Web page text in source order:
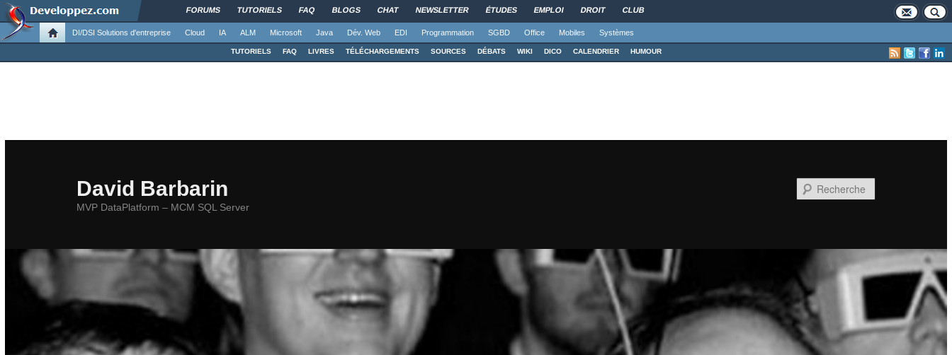
FORUMS TUTORIELS FAQ BLOGS CHAT NEWSLETTER ÉTUDES EMPLOI DROIT CLUB
DI/DSI Solutions d'entreprise Cloud IA ALM Microsoft Java Dév. Web EDI Programmation SGBD Office Mobiles Systèmes
TUTORIELS FAQ LIVRES TÉLÉCHARGEMENTS SOURCES DÉBATS WIKI DICO CALENDRIER HUMOUR
David Barbarin
MVP DataPlatform – MCM SQL Server